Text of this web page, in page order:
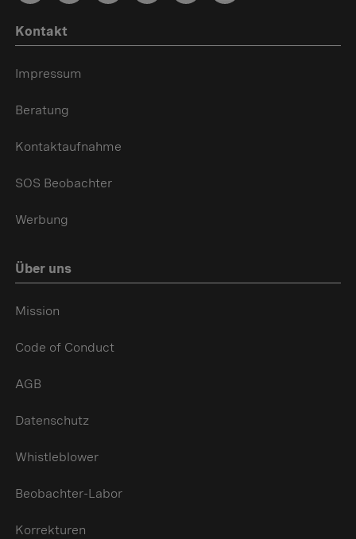
Kontakt
Impressum
Beratung
Kontaktaufnahme
SOS Beobachter
Werbung
Über uns
Mission
Code of Conduct
AGB
Datenschutz
Whistleblower
Beobachter-Labor
Korrekturen